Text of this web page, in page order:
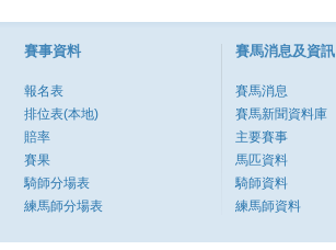
賽事資料
報名表
排位表(本地)
賠率
賽果
騎師分場表
練馬師分場表
賽馬消息及資訊
賽馬消息
賽馬新聞資料庫
主要賽事
馬匹資料
騎師資料
練馬師資料